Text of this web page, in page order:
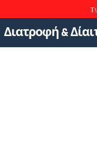
Διατροφή &